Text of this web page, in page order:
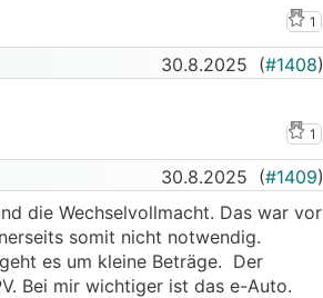
1
30.8.2025 (#1408)
1
30.8.2025 (#1409)
die Wechselvollmacht. Das war vor
somit nicht notwendig.
es um kleine Beträge. Der
Bei mir wichtiger ist das e-Auto.